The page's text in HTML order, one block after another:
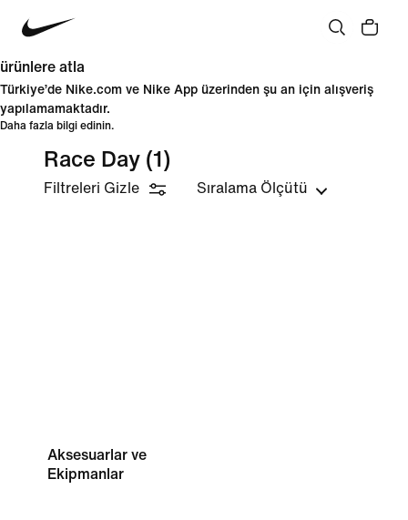
ürünlere atla
Türkiye’de Nike.com ve Nike App üzerinden şu an için alışveriş
yapılamamaktadır.
Daha fazla bilgi edinin.
Race Day (1)
Filtreleri Gizle Sıralama Ölçütü
Aksesuarlar ve
Ekipmanlar